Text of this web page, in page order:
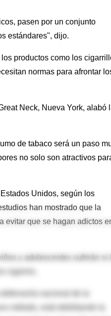
pasen por un conjunto
estándares", dijo.
productos como los
normas para afrontar
Neck, Nueva York, alabó
de tabaco será un paso
no solo son atractivos
Unidos, según los
han mostrado que la
evitar que se hagan adictos
y adolescentes sufrirán si
cigarros.
nacional de la